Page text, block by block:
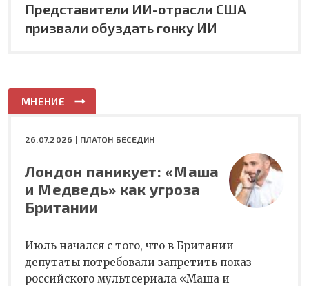
Представители ИИ-отрасли США
призвали обуздать гонку ИИ
МНЕНИЕ
26.07.2026 | ПЛАТОН БЕСЕДИН
Лондон паникует: «Маша
и Медведь» как угроза
Британии
Июль начался с того, что в Британии
депутаты потребовали запретить показ
российского мультсериала «Маша и